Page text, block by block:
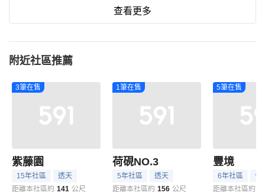
查看更多
附近社區推薦
3筆在售
紫藤園
15年社區
透天
距離本社區約 141 公尺
1筆在售
荷硯NO.3
5年社區
透天
距離本社區約 156 公尺
5筆在售
豐境
6年社區
住
距離本社區約